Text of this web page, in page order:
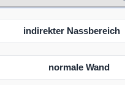
indirekter Nassbereich
normale Wand